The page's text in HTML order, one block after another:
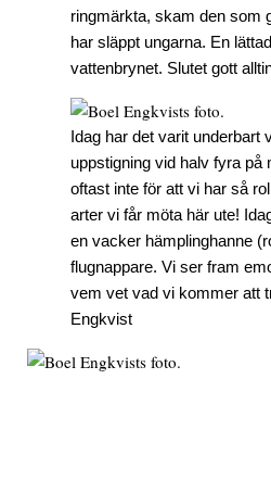
ringmärkta, skam den som
har släppt ungarna. En
vattenbrynet. Slutet gott
Idag har det varit underbart
uppstigning vid halv fyra på
oftast inte för att vi har så
arter vi får möta här ute!
en vacker hämplinghanne
flugnappare. Vi ser fram
vem vet vad vi kommer att
Engkvist